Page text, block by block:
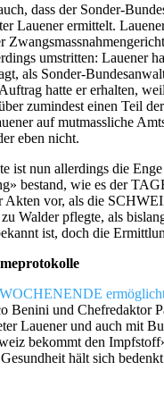
dass der Sonder-
Lauener ermittelt.
umstritten: Lauener
als Sonder-
hatte er erhalten,
zumindest einen Teil
auf mutmassliche
eben nicht.
ist nun allerdings die
bestand, wie es der
vor, als die
Walder pflegte, als
ist, doch die
Benini und Chefredaktor
Lauener und auch mit
bekommt den
hält sich